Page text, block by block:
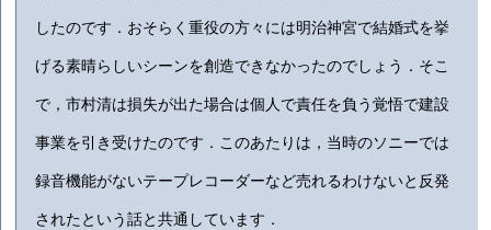
したのです．おそらく重役の方々には明治神宮で結婚式を挙
げる素晴らしいシーンを創造できなかったのでしょう．そこ
で，市村清は損失が出た場合は個人で責任を負う覚悟で建設
事業を引き受けたのです．このあたりは，当時のソニーでは
録音機能がないテープレコーダーなど売れるわけないと反発
されたという話と共通しています．